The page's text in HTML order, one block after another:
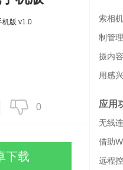
0
下载
索相
制管
摄内
用感
应用
无线
借助
远程